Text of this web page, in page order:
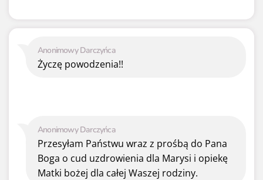
Anonimowy Darczyńca
Przesyłam Państwu wraz z prośbą do Pana
Boga o cud uzdrowienia dla Marysi i opiekę
Matki bożej dla całej Waszej rodziny.
Anonimowy Darczyńca
Życzę powodzenia!!